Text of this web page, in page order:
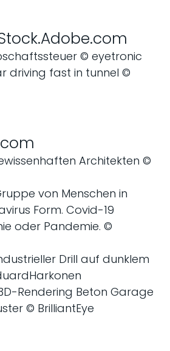
© eyetronic
driving fast in tunnel ©
Architekten ©
von Menschen in
Form. Covid-19
oder Pandemie. ©
Drill auf dunklem
Rendering Beton Garage
© BrilliantEye